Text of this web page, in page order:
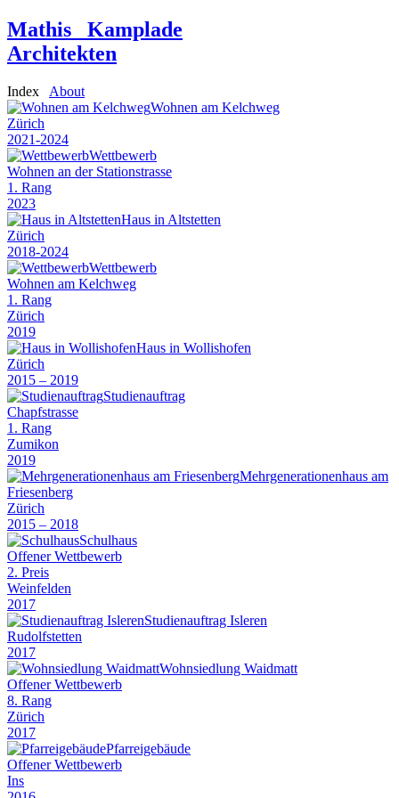
Mathis Kamplade
Architekten
Index About
Wohnen am Kelchweg
Zürich
2021-2024
Wettbewerb
Wohnen an der Stationstrasse
1. Rang
2023
Haus in Altstetten
Zürich
2018-2024
Wettbewerb
Wohnen am Kelchweg
1. Rang
Zürich
2019
Haus in Wollishofen
Zürich
2015 – 2019
Studienauftrag
Chapfstrasse
1. Rang
Zumikon
2019
Mehrgenerationenhaus am
Friesenberg
Zürich
2015 – 2018
Schulhaus
Offener Wettbewerb
2. Preis
Weinfelden
2017
Studienauftrag Isleren
Rudolfstetten
2017
Wohnsiedlung Waidmatt
Offener Wettbewerb
8. Rang
Zürich
2017
Pfarreigebäude
Offener Wettbewerb
Ins